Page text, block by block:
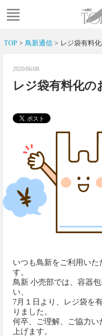
TOP> 鳥新通信> レジ袋有料化
2020/06/08
レジ袋有料化の
いつも鳥新をご利用いた
す。
鳥新 小売部では、容器
い、
7月１日より、レジ袋を
りました。
何卒、ご理解、ご協力い
上げます。